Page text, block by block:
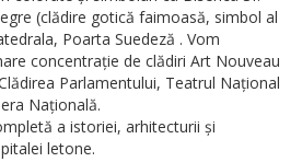
(clădire gotică faimoasă, simbol al
Poarta Suedeză . Vom
concentrație de clădiri Art Nouveau
Parlamentului, Teatrul Național
Națională.
a istoriei, arhitecturii și
letone.